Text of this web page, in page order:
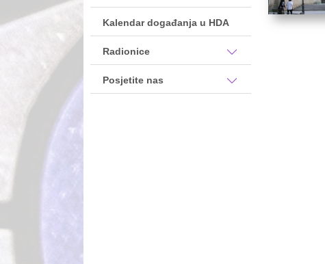
Kalendar događanja u HDA
Radionice
Posjetite nas